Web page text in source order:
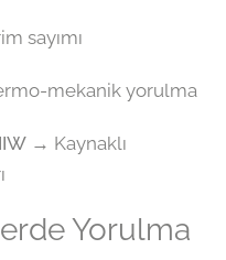
sayımı
mekanik yorulma
IIW → Kaynaklı
Yorulma